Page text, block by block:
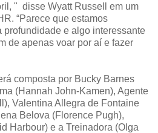
" disse Wyatt Russell em um
“Parece que estamos
profundidade e algo interessante
de apenas voar por aí e fazer
composta por Bucky Barnes
(Hannah John-Kamen), Agente
Valentina Allegra de Fontaine
Belova (Florence Pugh),
Harbour) e a Treinadora (Olga